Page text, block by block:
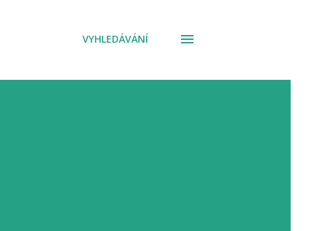
VYHLEDÁVÁNÍ